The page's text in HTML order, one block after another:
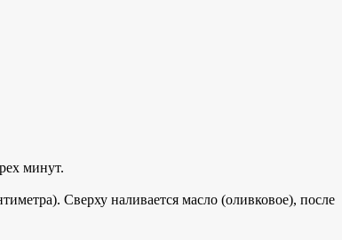
минут.
Сверху наливается масло (оливковое), после